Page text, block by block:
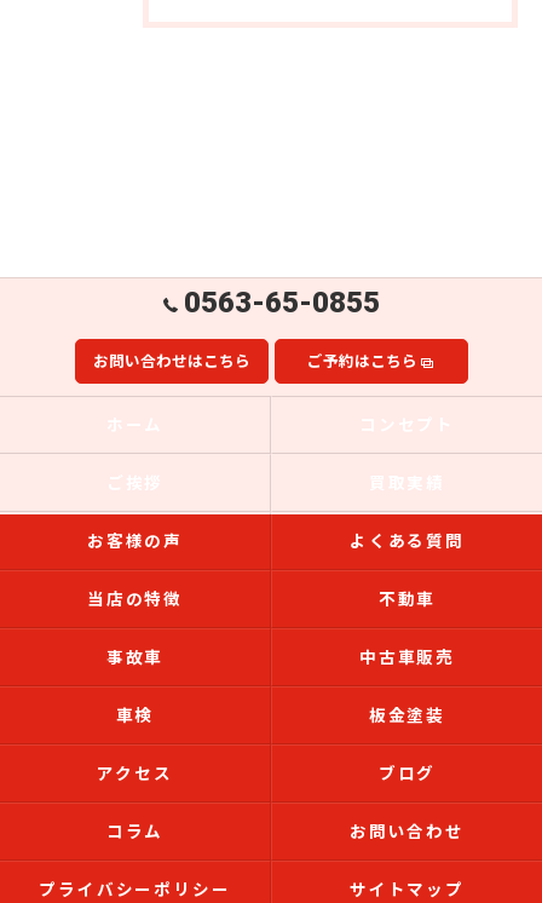
0563-65-0855
お問い合わせはこちら ご予約はこちら
お客様の声 よくある質問
当店の特徴 不動車
事故車 中古車販売
車検 板金塗装
アクセス ブログ
コラム お問い合わせ
プライバシーポリシー サイトマップ